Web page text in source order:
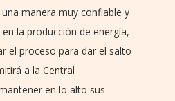
manera muy confiable y
la producción de energía,
el proceso para dar el salto
a la Central
en lo alto sus